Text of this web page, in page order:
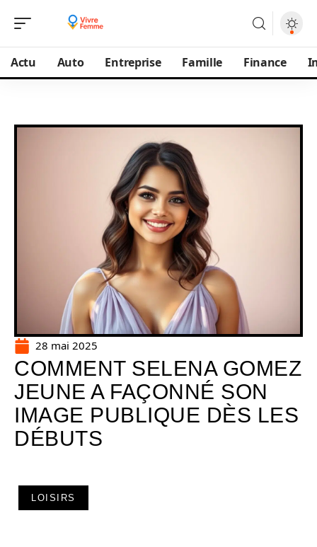
Actu Auto Entreprise Famille Finance
28 mai 2025
COMMENT SELENA GOMEZ
JEUNE A FAÇONNÉ SON
IMAGE PUBLIQUE DÈS LES
DÉBUTS
LOISIRS